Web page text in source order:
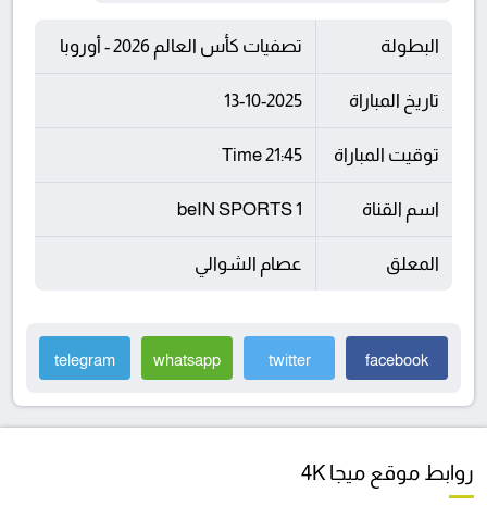
البطولة تصفيات كأس العالم 2026 - أوروبا
تاريخ المباراة 13-10-2025
توقيت المباراة 21:45 Time
اسم القناة beIN SPORTS 1
المعلق عصام الشوالي
facebook
twitter
whatsapp
telegram
روابط موقع ميجا 4K